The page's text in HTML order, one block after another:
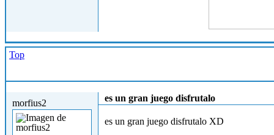
Top
morfius2 es un gran juego disfrutalo
es un gran juego disfrutalo XD